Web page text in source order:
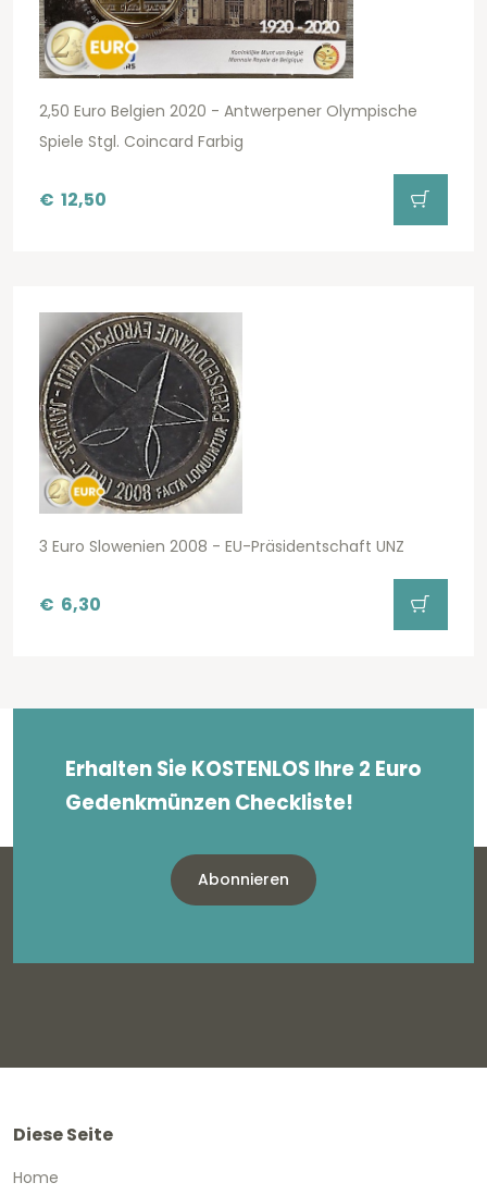
2,50 Euro Belgien 2020 - Antwerpener Olympische
Spiele Stgl. Coincard Farbig
€ 12,50
3 Euro Slowenien 2008 - EU-Präsidentschaft UNZ
€ 6,30
Erhalten Sie KOSTENLOS Ihre 2 Euro
Gedenkmünzen Checkliste!
Abonnieren
Diese Seite
Home